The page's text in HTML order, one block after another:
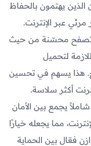
الذين يهتمون بالحفاظ
عبر الإنترنت.
تصفح محسّنة من حيث
لتحميل
هذا يسهم في تحسين
أكثر سلاسة.
يجمع بين الأمان
مما يجعله خيارًا
فعّال بين الحماية